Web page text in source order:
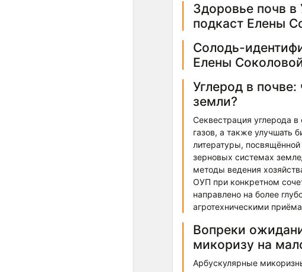
Здоровье почв в
подкаст Елены
Солодь-
Елены
Углерод в
земли?
Секвестрация углерода
газов, а также улучшать
литературы,
зерновых системах
методы ведения
ОУП при конкретном
направлено на более
агротехническими
Вопреки
микоризу на
Арбускулярные